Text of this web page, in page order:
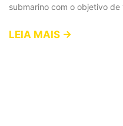
submarino com o objetivo de
LEIA MAIS →